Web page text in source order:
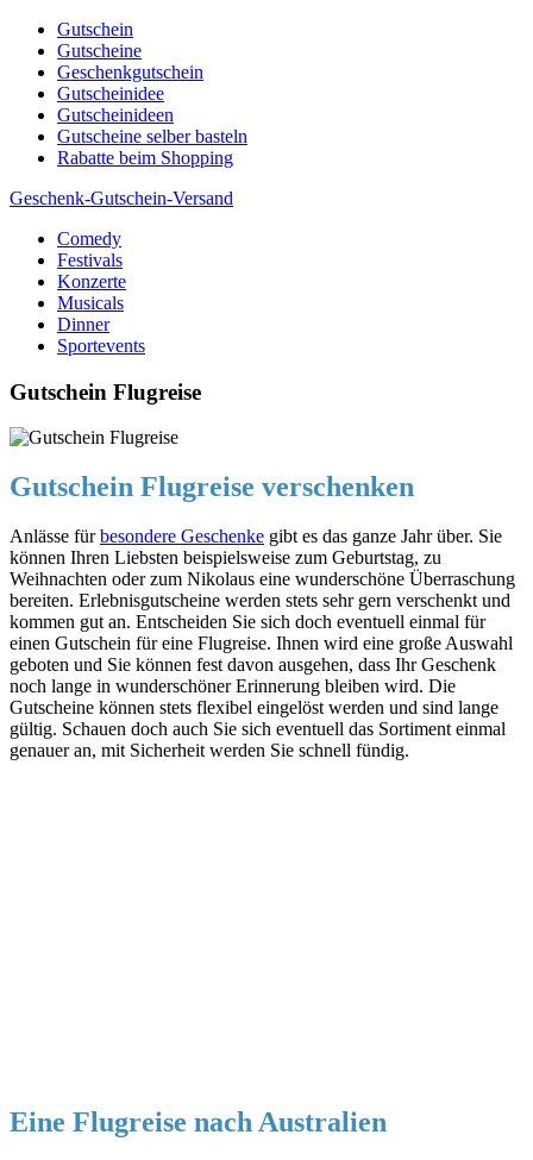
Skip
content
Gutschein
Gutscheine
Geschenkgutschein
Gutscheinidee
Gutscheinideen
Gutscheine selber basteln
Rabatte beim Shopping
Geschenk-Gutschein-Versand
Gutscheine, Gutscheinsprüche und Geschenkideen
Comedy
Festivals
Konzerte
Musicals
Dinner
Sportevents
Gutschein Flugreise
Gutschein Flugreise verschenken
Anlässe fürbesondere Geschenke gibt es das ganze Jahr über. Sie
können Ihren Liebsten beispielsweise zum Geburtstag, zu
Weihnachten oder zum Nikolaus eine wunderschöne Überraschung
bereiten. Erlebnisgutscheine werden stets sehr gern verschenkt und
kommen gut an. Entscheiden Sie sich doch eventuell einmal für
einen Gutschein für eine Flugreise. Ihnen wird eine große Auswahl
geboten und Sie können fest davon ausgehen, dass Ihr Geschenk
noch lange in wunderschöner Erinnerung bleiben wird. Die
Gutscheine können stets flexibel eingelöst werden und sind lange
gültig. Schauen doch auch Sie sich eventuell das Sortiment einmal
genauer an, mit Sicherheit werden Sie schnell fündig.
Eine Flugreise nach Australien